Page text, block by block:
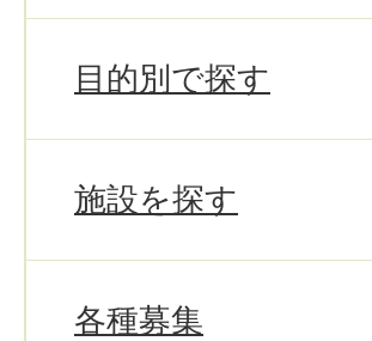
目的別で探す
施設を探す
各種募集